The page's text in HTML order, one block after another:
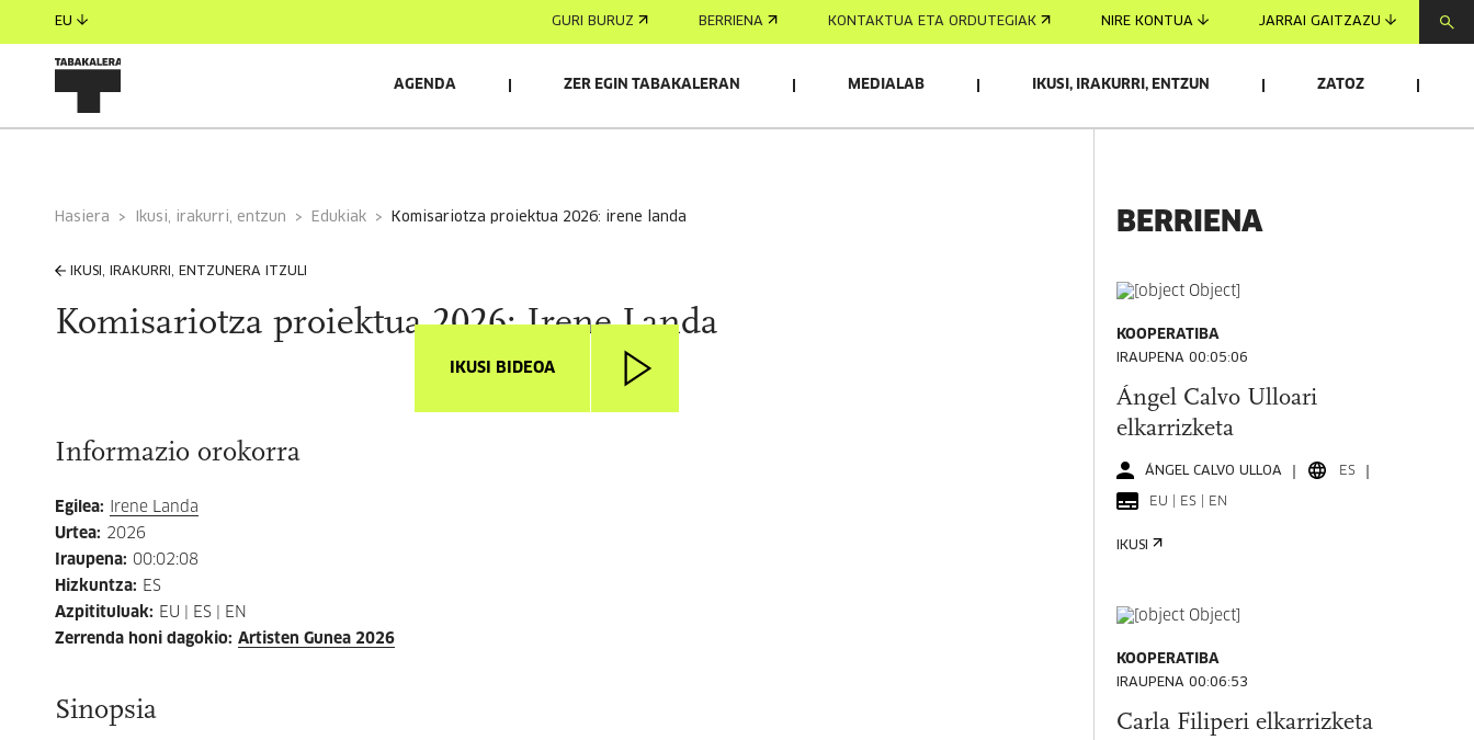
EU GURI BURUZ BERRIENA KONTAKTUA ETA ORDUTEGIAK NIRE KONTUA JARRAI GAITZAZU
AGENDA ZER EGIN TABAKALERAN MEDIALAB IKUSI, IRAKURRI, ENTZUN ZATOZ
Hasiera Ikusi, irakurri, entzun Edukiak komisariotza proiektua 2026: irene landa
IKUSI, IRAKURRI, ENTZUNERA ITZULI
Komisariotza proiektua 2026: Irene Landa
IKUSI BIDEOA
Informazio orokorra
Egilea:
Irene Landa
Urtea: 2026
Iraupena: 00:02:08
Hizkuntza: ES
Azpitituluak: EU | ES | EN
Zerrenda honi dagokio: Artisten Gunea 2026
Sinopsia
BERRIENA
KOOPERATIBA
IRAUPENA 00:05:06
Ángel Calvo Ulloari
elkarrizketa
ÁNGEL CALVO ULLOA ES
EU | ES | EN
IKUSI
KOOPERATIBA
IRAUPENA 00:06:53
Carla Filiperi elkarrizketa